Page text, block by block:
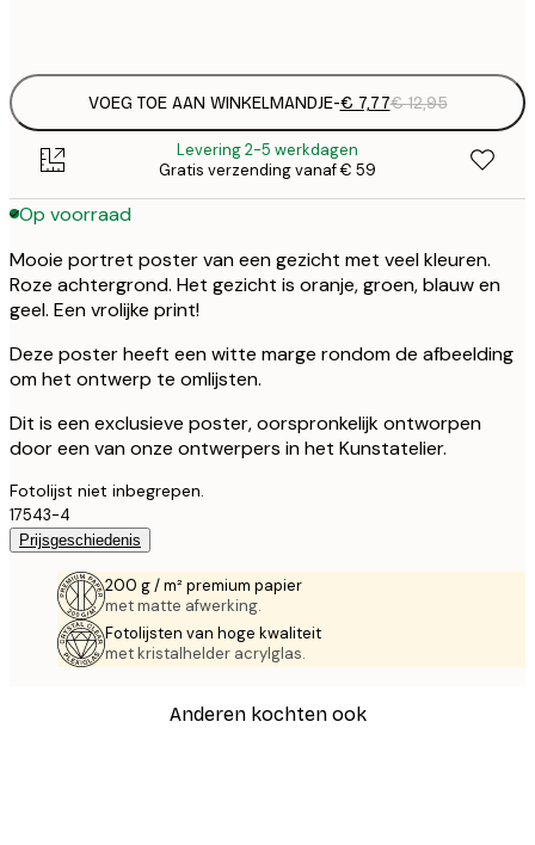
VOEG TOE AAN WINKELMANDJE-€ 7,77€ 12,95
Levering 2-5 werkdagen
Gratis verzending vanaf € 59
Op voorraad
Mooie portret poster van een gezicht met veel kleuren.
Roze achtergrond. Het gezicht is oranje, groen, blauw en
geel. Een vrolijke print!
Deze poster heeft een witte marge rondom de afbeelding
om het ontwerp te omlijsten.
Dit is een exclusieve poster, oorspronkelijk ontworpen
door een van onze ontwerpers in het Kunstatelier.
Fotolijst niet inbegrepen.
17543-4
Prijsgeschiedenis
200 g / m² premium papier
met matte afwerking.
Fotolijsten van hoge kwaliteit
met kristalhelder acrylglas.
Anderen kochten ook